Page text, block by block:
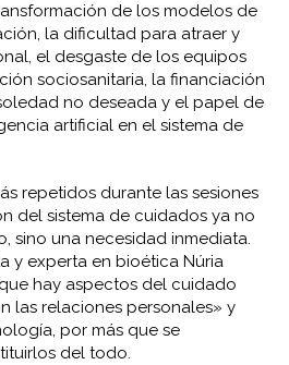
de los modelos de
la dificultad para atraer y
el desgaste de los equipos
sociosanitaria, la financiación
no deseada y el papel de
artificial en el sistema de
repetidos durante las sesiones
del sistema de cuidados ya no
sino una necesidad inmediata.
y experta en bioética Núria
hay aspectos del cuidado
las relaciones personales» y
por más que se
del todo.